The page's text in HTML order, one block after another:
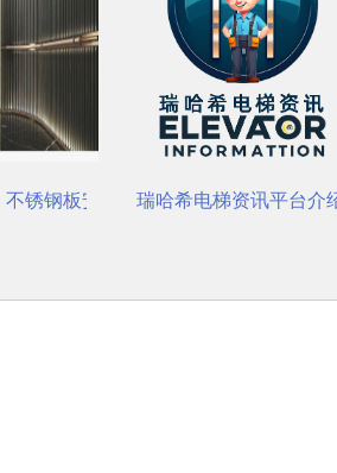
与养护要点
瑞哈希电梯资讯平台介绍